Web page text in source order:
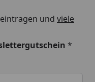
und viele
*